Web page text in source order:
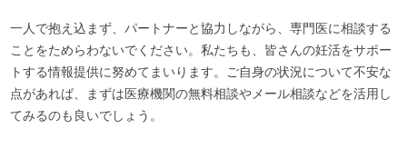
一人で抱え込まず、パートナーと協力しながら、専門医に相談する
ことをためらわないでください。私たちも、皆さんの妊活をサポー
トする情報提供に努めてまいります。ご自身の状況について不安な
点があれば、まずは医療機関の無料相談やメール相談などを活用し
てみるのも良いでしょう。